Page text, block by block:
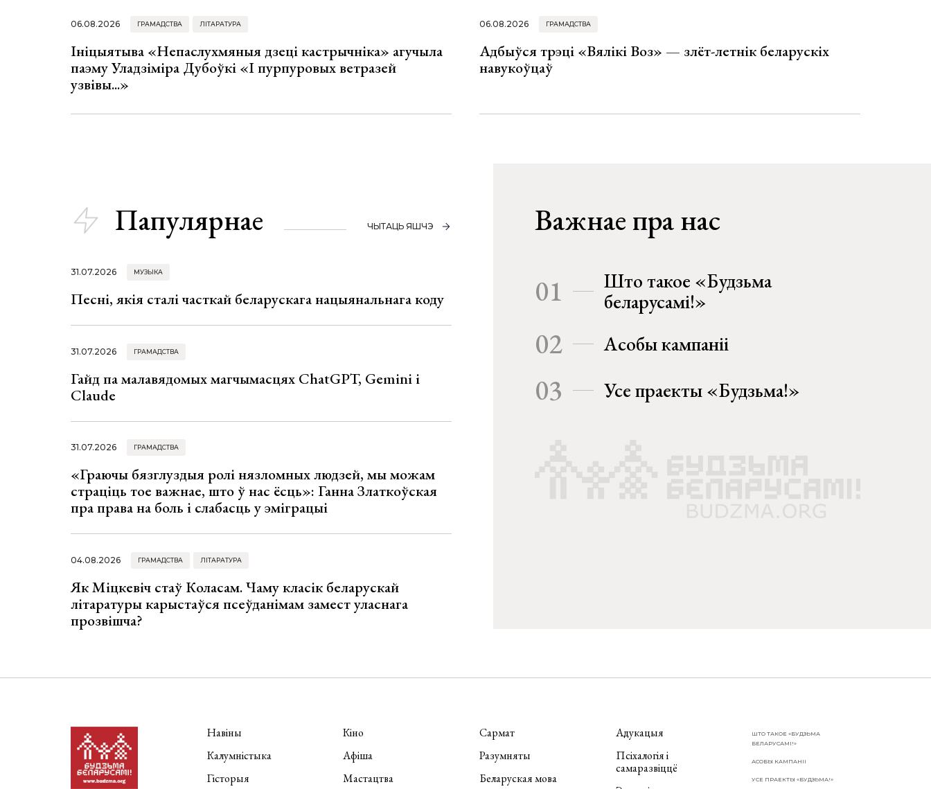
06.08.2026 ГРАМАДСТВА ЛІТАРАТУРА
Ініцыятыва «Непаслухмяныя дзеці кастрычніка» агучыла
паэму Уладзіміра Дубоўкі «І пурпуровых ветразей
узвівы...»
06.08.2026 ГРАМАДСТВА
Адбыўся трэці «Вялікі Воз» — злёт-летнік беларускіх
навукоўцаў
Папулярнае ЧЫТАЦЬ ЯШЧЭ
31.07.2026 МУЗЫКА
Песні, якія сталі часткай беларускага нацыянальнага коду
31.07.2026 ГРАМАДСТВА
Гайд па малавядомых магчымасцях ChatGPT, Gemini і
Claude
31.07.2026 ГРАМАДСТВА
«Граючы бязглуздыя ролі нязломных людзей, мы можам
страціць тое важнае, што ў нас ёсць»: Ганна Златкоўская
пра права на боль і слабасць у эміграцыі
04.08.2026 ГРАМАДСТВА ЛІТАРАТУРА
Як Міцкевіч стаў Коласам. Чаму класік беларускай
літаратуры карыстаўся псеўданімам замест уласнага
прозвішча?
Важнае пра нас
01
Што такое «Будзьма
беларусамі!»
02 Асобы кампаніі
03 Усе праекты «Будзьма!»
Навіны
Калумністыка
Гісторыя
Кіно
Афіша
Мастацтва
Сармат
Разумняты
Беларуская мова
Адукацыя
Псіхалогія і
самаразвіццё
ШТО ТАКОЕ «БУДЗЬМА
БЕЛАРУСАМІ!»
АСОБЫ КАМПАНІІ
УСЕ ПРАЕКТЫ «БУДЗЬМА!»